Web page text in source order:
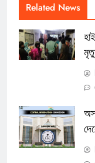
Related News